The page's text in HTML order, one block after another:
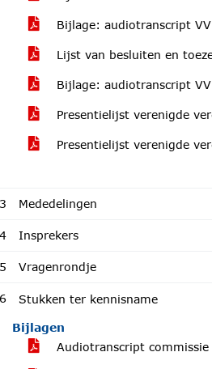
Bijlage: audiotranscript
Lijst van besluiten en
Bijlage: audiotranscript
Presentielijst verenigde
Presentielijst verenigde
Mededelingen
Insprekers
Vragenrondje
Stukken ter kennisname
Bijlagen
Audiotranscript